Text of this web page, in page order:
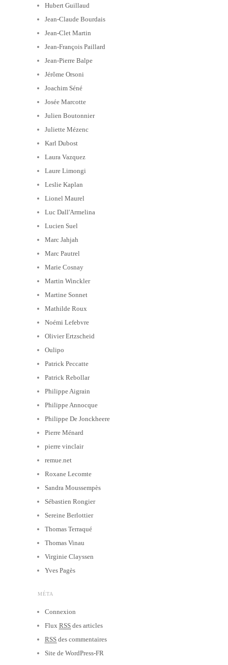
Hubert Guillaud
Jean-Claude Bourdais
Jean-Clet Martin
Jean-François Paillard
Jean-Pierre Balpe
Jérôme Orsoni
Joachim Séné
Josée Marcotte
Julien Boutonnier
Juliette Mézenc
Karl Dubost
Laura Vazquez
Laure Limongi
Leslie Kaplan
Lionel Maurel
Luc Dall'Armelina
Lucien Suel
Marc Jahjah
Marc Pautrel
Marie Cosnay
Martin Winckler
Martine Sonnet
Mathilde Roux
Noémi Lefebvre
Olivier Ertzscheid
Oulipo
Patrick Peccatte
Patrick Rebollar
Philippe Aigrain
Philippe Annocque
Philippe De Jonckheere
Pierre Ménard
pierre vinclair
remue.net
Roxane Lecomte
Sandra Moussempès
Sébastien Rongier
Sereine Berlottier
Thomas Terraqué
Thomas Vinau
Virginie Clayssen
Yves Pagès
MÉTA
Connexion
Flux RSS des articles
RSS des commentaires
Site de WordPress-FR